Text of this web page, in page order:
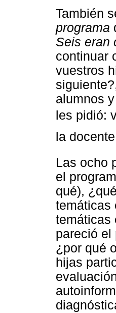
También
programa
Seis eran
continuar
vuestros
alumnos
les pidió:
la
Las ocho
el
qué),
temáticas
temáticas
pareció el
¿por qué
hijas